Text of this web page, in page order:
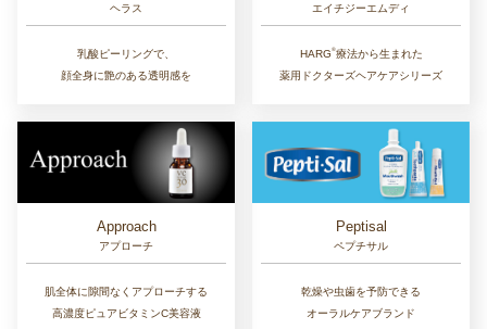
ヘラス
乳酸ピーリングで、
顔全身に艶のある透明感を
エイチジーエムディ
HARG®︎療法から生まれた
薬用ドクターズヘアケアシリーズ
Approach
アプローチ
肌全体に隙間なくアプローチする
高濃度ピュアビタミンC美容液
Peptisal
ペプチサル
乾燥や虫歯を予防できる
オーラルケアブランド